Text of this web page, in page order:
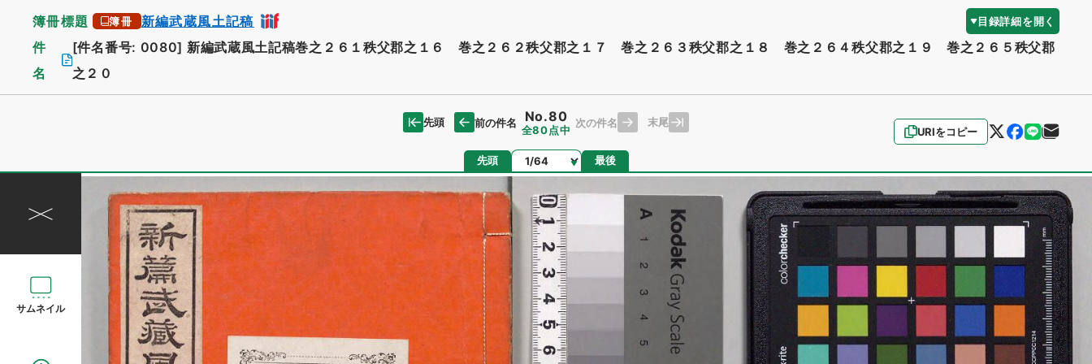
簿冊標題 簿冊 新編武蔵風土記稿 目録詳細を開く
件
名
[件名番号: 0080] 新編武蔵風土記稿巻之２６１秩父郡之１６ 巻之２６２秩父郡之１７ 巻之２６３秩父郡之１８ 巻之２６４秩父郡之１９ 巻之２６５秩父郡
之２０
URIをコピー
先頭 前の件名 No.80
全80点中
次の件名 末尾
先頭 ページ 最後
サムネイル